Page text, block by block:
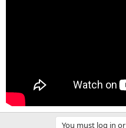
You must log in